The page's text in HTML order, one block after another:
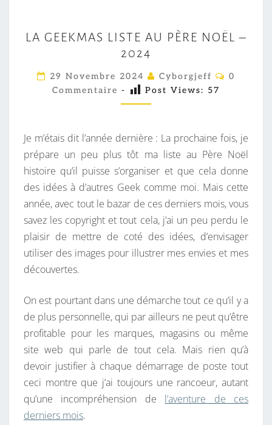
A
G
E
E
K
A
S
L
I
S
T
E
A
È
R
E
N
O
Ë
LA GEEKMAS LISTE AU PÈRE NOËL –
2024
29 Novembre 2024 Cyborgjeff
C
A
I
R
E
0
Commentaire - Post Views: 57
Je m’étais dit l’année dernière : La prochaine fois, je
prépare un peu plus tôt ma liste au Père Noël
histoire qu’il puisse s’organiser et que cela donne
des idées à d’autres Geek comme moi. Mais cette
année, avec tout le bazar de ces derniers mois, vous
savez les copyright et tout cela, j’ai un peu perdu le
plaisir de mettre de coté des idées, d’envisager
utiliser des images pour illustrer mes envies et mes
découvertes.
On est pourtant dans une démarche tout ce qu’il y a
de plus personnelle, qui par ailleurs ne peut qu’être
profitable pour les marques, magasins ou même
site web qui parle de tout cela. Mais rien qu’à
devoir justifier à chaque démarrage de poste tout
ceci montre que j’ai toujours une rancoeur, autant
qu’une incompréhension de l’aventure de ces
derniers mois.